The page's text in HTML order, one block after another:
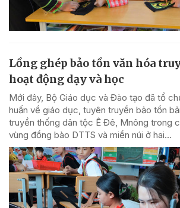
Lồng ghép bảo tồn văn hóa
hoạt động dạy và học
Mới đây, Bộ Giáo dục và Đào tạo đã tổ
huấn về giáo dục, tuyên truyền bảo tồn
truyền thống dân tộc Ê Đê, Mnông trong
vùng đồng bào DTTS và miền núi ở hai...